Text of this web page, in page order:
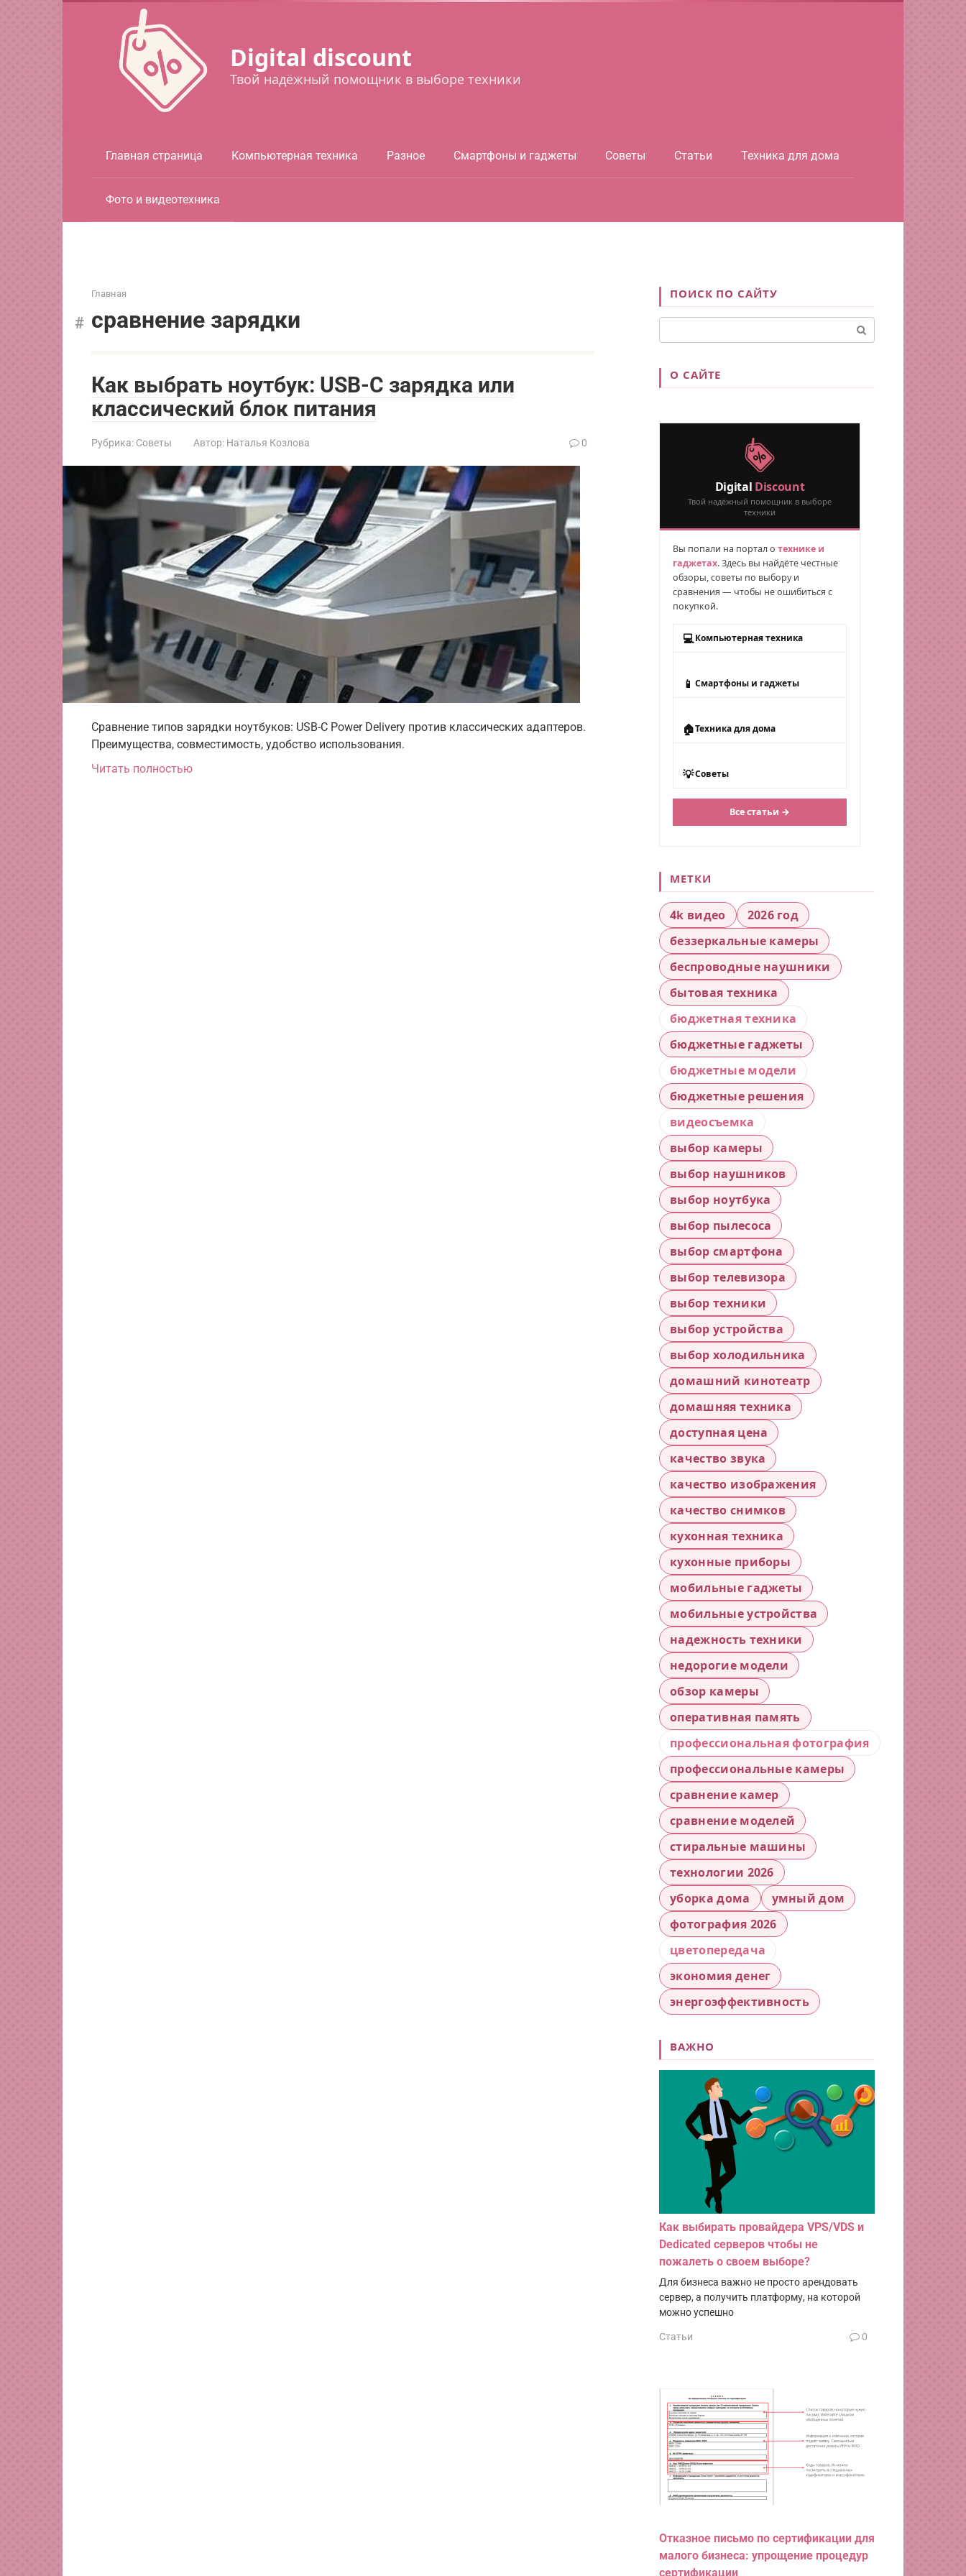
Digital discount
Твой надёжный помощник в выборе техники
Главная страница Компьютерная техника Разное Смартфоны и гаджеты Советы Статьи Техника для дома
Фото и видеотехника
Главная
сравнение зарядки
Как выбрать ноутбук: USB-C зарядка или
классический блок питания
Рубрика: Советы Автор: Наталья Козлова 0
Сравнение типов зарядки ноутбуков: USB-C Power Delivery против классических адаптеров.
Преимущества, совместимость, удобство использования.
Читать полностью
ПОИСК ПО САЙТУ
О САЙТЕ
Digital Discount
Твой надёжный помощник в выборе
техники
Вы попали на портал о технике и
гаджетах. Здесь вы найдёте честные
обзоры, советы по выбору и
сравнения — чтобы не ошибиться с
покупкой.
💻 Компьютерная техника
📱 Смартфоны и гаджеты
🏠Техника для дома
💡Советы
Все статьи →
МЕТКИ
4k видео
2026 год
беззеркальные камеры
беспроводные наушники
бытовая техника
бюджетная техника
бюджетные гаджеты
бюджетные модели
бюджетные решения
видеосъемка
выбор камеры
выбор наушников
выбор ноутбука
выбор пылесоса
выбор смартфона
выбор телевизора
выбор техники
выбор устройства
выбор холодильника
домашний кинотеатр
домашняя техника
доступная цена
качество звука
качество изображения
качество снимков
кухонная техника
кухонные приборы
мобильные гаджеты
мобильные устройства
надежность техники
недорогие модели
обзор камеры
оперативная память
профессиональная фотография
профессиональные камеры
сравнение камер
сравнение моделей
стиральные машины
технологии 2026
уборка дома
умный дом
фотография 2026
цветопередача
экономия денег
энергоэффективность
ВАЖНО
Как выбирать провайдера VPS/VDS и
Dedicated серверов чтобы не
пожалеть о своем выборе?
Для бизнеса важно не просто арендовать
сервер, а получить платформу, на которой
можно успешно
Статьи 0
Отказное письмо по сертификации для
малого бизнеса: упрощение процедур
сертификации